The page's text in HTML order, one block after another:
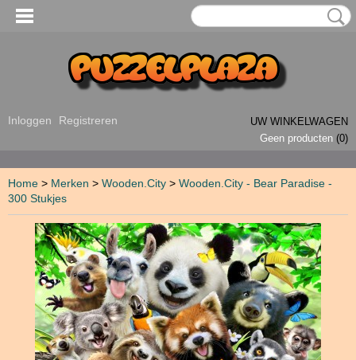
Inloggen Registreren
UW WINKELWAGEN
Geen producten (0)
Home > Merken > Wooden.City > Wooden.City - Bear Paradise -
300 Stukjes